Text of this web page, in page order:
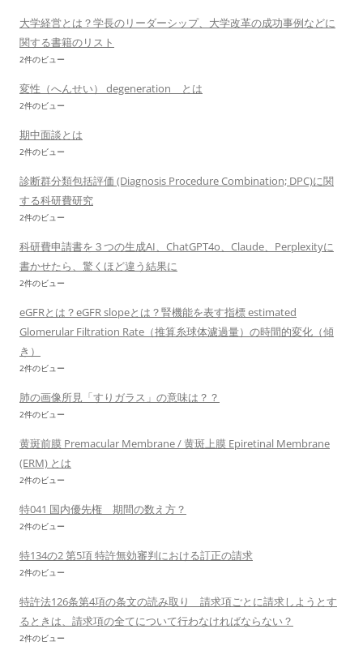
大学経営とは？学長のリーダーシップ、大学改革の成功事例などに
関する書籍のリスト
2件のビュー
変性（へんせい） degeneration とは
2件のビュー
期中面談とは
2件のビュー
診断群分類包括評価 (Diagnosis Procedure Combination; DPC)に関
する科研費研究
2件のビュー
科研費申請書を３つの生成AI、ChatGPT4o、Claude、Perplexityに
書かせたら、驚くほど違う結果に
2件のビュー
eGFRとは？eGFR slopeとは？腎機能を表す指標 estimated
Glomerular Filtration Rate（推算糸球体濾過量）の時間的変化（傾
き）
2件のビュー
肺の画像所見「すりガラス」の意味は？？
2件のビュー
黄斑前膜 Premacular Membrane / 黄斑上膜 Epiretinal Membrane
(ERM) とは
2件のビュー
特041 国内優先権 期間の数え方？
2件のビュー
特134の2 第5項 特許無効審判における訂正の請求
2件のビュー
特許法126条第4項の条文の読み取り 請求項ごとに請求しようとす
るときは、請求項の全てについて行わなければならない？
2件のビュー